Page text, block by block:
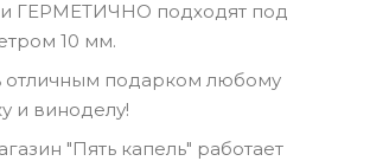
ГЕРМЕТИЧНО подходят под
10 мм.
отличным подарком любому
и виноделу!
"Пять капель" работает